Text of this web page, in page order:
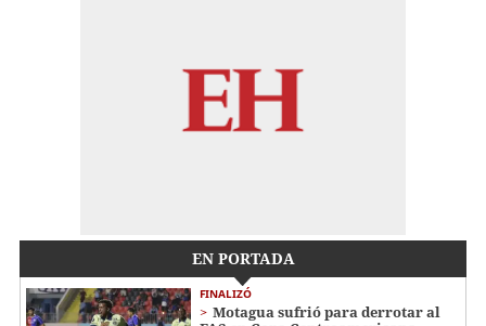
EN PORTADA
FINALIZÓ
Motagua sufrió para derrotar al